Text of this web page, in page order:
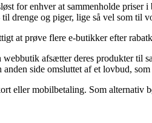
for enhver at sammenholde
til drenge og piger, lige så vel som til
at prøve flere e-butikker efter
afsætter deres produkter til
side omsluttet af et lovbud,
eller mobilbetaling. Som